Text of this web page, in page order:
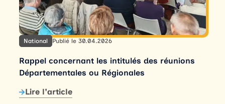
National Publié le 30.04.2026
Rappel concernant les intitulés des réunions
Départementales ou Régionales
Lire l'article